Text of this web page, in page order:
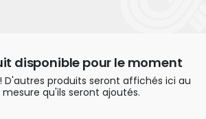
disponible pour le moment
D'autres produits seront affichés ici au
qu'ils seront ajoutés.